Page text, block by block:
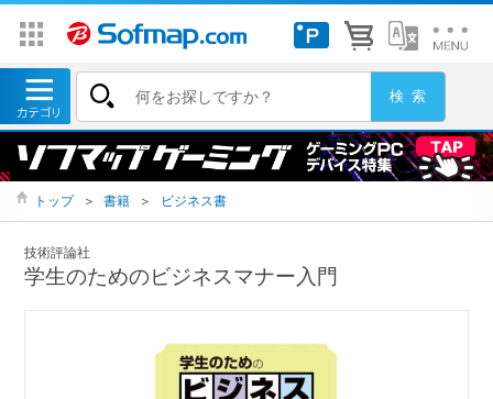
トップ ＞ 書籍 ＞ ビジネス書
技術評論社
学生のためのビジネスマナー入門